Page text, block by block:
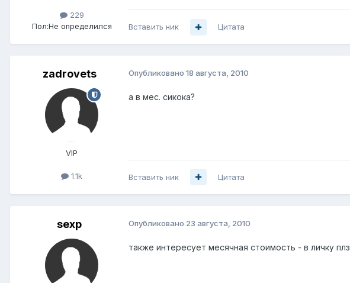
229
Пол:Не определился Вставить ник Цитата
zadrovets
VIP
1.1k
Опубликовано 18 августа, 2010
а в мес. сикока?
Вставить ник Цитата
sexp Опубликовано 23 августа, 2010
также интересует месячная стоимость - в личку плз